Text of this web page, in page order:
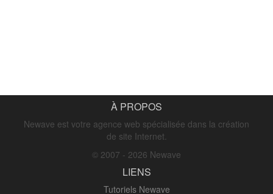
À PROPOS
Newave est votre agence web spécialisée dans la création
de site Internet.
© 2007 - 2026 Newave
LIENS
Tutoriels Newave